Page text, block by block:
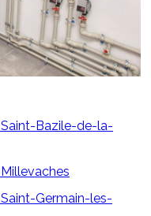
Bazile-de-la-
Germain-les-